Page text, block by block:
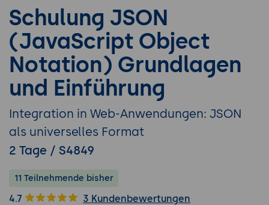
Schulung JSON
(JavaScript Object
Notation) Grundlagen
und Einführung
Integration in Web-Anwendungen: JSON
als universelles Format
2 Tage / S4849
11 Teilnehmende bisher
4.7 3 Kundenbewertungen